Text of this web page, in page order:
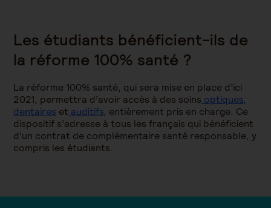
Les étudiants bénéficient-ils de
la réforme 100% santé ?
La réforme 100% santé, qui sera mise en place d’ici
2021, permettra d’avoir accès à des soins optiques,
dentaires et auditifs, entièrement pris en charge. Ce
dispositif s’adresse à tous les français qui bénéficient
d’un contrat de complémentaire santé responsable, y
compris les étudiants.